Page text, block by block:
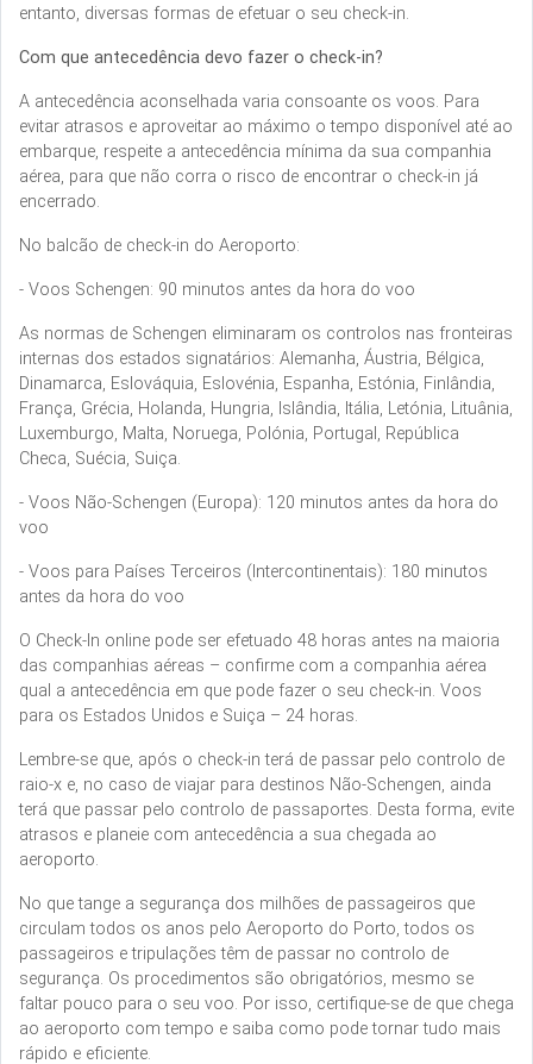
entanto, diversas formas de efetuar o seu check-in.
Com que antecedência devo fazer o check-in?
A antecedência aconselhada varia consoante os voos. Para
evitar atrasos e aproveitar ao máximo o tempo disponível até ao
embarque, respeite a antecedência mínima da sua companhia
aérea, para que não corra o risco de encontrar o check-in já
encerrado.
No balcão de check-in do Aeroporto:
- Voos Schengen: 90 minutos antes da hora do voo
As normas de Schengen eliminaram os controlos nas fronteiras
internas dos estados signatários: Alemanha, Áustria, Bélgica,
Dinamarca, Eslováquia, Eslovénia, Espanha, Estónia, Finlândia,
França, Grécia, Holanda, Hungria, Islândia, Itália, Letónia, Lituânia,
Luxemburgo, Malta, Noruega, Polónia, Portugal, República
Checa, Suécia, Suiça.
- Voos Não-Schengen (Europa): 120 minutos antes da hora do
voo
- Voos para Países Terceiros (Intercontinentais): 180 minutos
antes da hora do voo
O Check-In online pode ser efetuado 48 horas antes na maioria
das companhias aéreas – confirme com a companhia aérea
qual a antecedência em que pode fazer o seu check-in. Voos
para os Estados Unidos e Suiça – 24 horas.
Lembre-se que, após o check-in terá de passar pelo controlo de
raio-x e, no caso de viajar para destinos Não-Schengen, ainda
terá que passar pelo controlo de passaportes. Desta forma, evite
atrasos e planeie com antecedência a sua chegada ao
aeroporto.
No que tange a segurança dos milhões de passageiros que
circulam todos os anos pelo Aeroporto do Porto, todos os
passageiros e tripulações têm de passar no controlo de
segurança. Os procedimentos são obrigatórios, mesmo se
faltar pouco para o seu voo. Por isso, certifique-se de que chega
ao aeroporto com tempo e saiba como pode tornar tudo mais
rápido e eficiente.